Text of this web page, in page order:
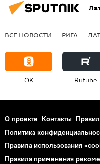
ВСЕ НОВОСТИ РИГА
OK Rutube
О проекте Контакты
Политика
Правила использования
Правила применения